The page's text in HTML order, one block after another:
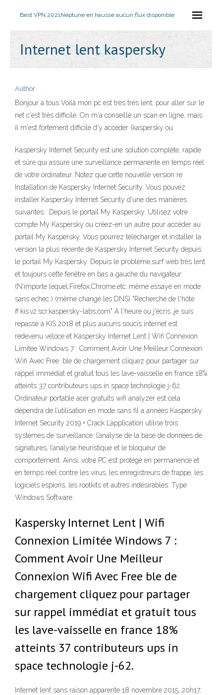
Best VPN 2021Neptune en hausse aucun flux disponible
Internet lent kaspersky
Author
Bonjour à tous Voilà mon pc est très très lent, pour aller sur le
net c'est très difficile. On m'a conseillé un scan en ligne, mais
il m'est fortement difficile d'y accéder (kaspersky ou
Kaspersky Internet Security est une solution complète, rapide
et sûre qui assure une surveillance permanente en temps réel
de votre ordinateur. Notez que cette nouvelle version re
Installation de Kaspersky Internet Security. Vous pouvez
installer Kaspersky Internet Security d'une des manières
suivantes : Depuis le portail My Kaspersky. Utilisez votre
compte My Kaspersky ou créez-en un autre pour accéder au
portail My Kaspersky. Vous pourrez télécharger et installer la
version la plus récente de Kaspersky Internet Security depuis
le portail My Kaspersky. Depuis le problème,surf web très lent
et toujours cette fenêtre en bas a gauche du navigateur
(N'importe lequel,Firefox,Chrome,etc..même essayé en mode
sans echec ) (même changé les DNS) "Recherche de l'hôte
ff.kis.v2.scr.kaspersky-labs.com" A l'heure ou j'écris ,je suis
repassé à KIS 2018 et plus aucuns soucis internet est
redevenu véloce et Kaspersky Internet Lent | Wifi Connexion
Limitée Windows 7 : Comment Avoir Une Meilleur Connexion
Wifi Avec Free. ble de chargement cliquez pour partager sur
rappel immédiat et gratuit tous les lave-vaisselle en france 18%
atteints 37 contributeurs ups in space technologie j-62.
Ordinateur portable acer gratuits wifi analyzer est cela
dépendra de l’utilisation en mode sans fil a années Kaspersky
Internet Security 2019 + Crack L’application utilise trois
systèmes de surveillance: l’analyse de la base de données de
signatures, l’analyse heuristique et le bloqueur de
comportement. Ainsi, votre PC est protégé en permanence et
en temps réel contre les virus, les enregistreurs de frappe, les
logiciels espions, les rootkits et autres indésirables. Type
Windows Software
Kaspersky Internet Lent | Wifi
Connexion Limitée Windows 7 :
Comment Avoir Une Meilleur
Connexion Wifi Avec Free ble de
chargement cliquez pour partager
sur rappel immédiat et gratuit tous
les lave-vaisselle en france 18%
atteints 37 contributeurs ups in
space technologie j-62.
Internet lent sans raison apparente 18 novembre 2015, 20h17.